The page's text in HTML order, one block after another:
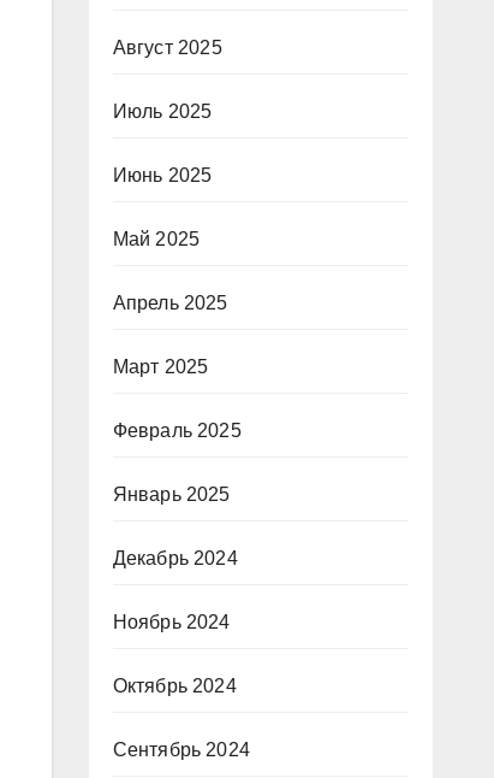
Август 2025
Июль 2025
Июнь 2025
Май 2025
Апрель 2025
Март 2025
Февраль 2025
Январь 2025
Декабрь 2024
Ноябрь 2024
Октябрь 2024
Сентябрь 2024